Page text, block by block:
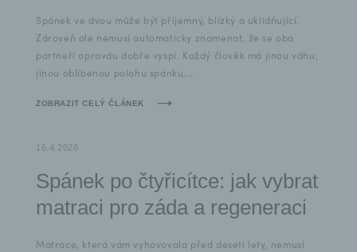
Spánek ve dvou může být příjemný, blízký a uklidňující.
Zároveň ale nemusí automaticky znamenat, že se oba
partneři opravdu dobře vyspí. Každý člověk má jinou váhu,
jinou oblíbenou polohu spánku,…
ZOBRAZIT CELÝ ČLÁNEK
Spánek po čtyřicítce: jak vybrat
matraci pro záda a regeneraci
16.4.2026
Matrace, která vám vyhovovala před deseti lety, nemusí